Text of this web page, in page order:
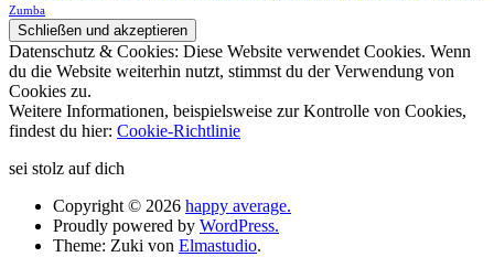
Zumba
Datenschutz & Cookies: Diese Website verwendet Cookies. Wenn
du die Website weiterhin nutzt, stimmst du der Verwendung von
Cookies zu.
Weitere Informationen, beispielsweise zur Kontrolle von Cookies,
findest du hier: Cookie-Richtlinie
sei stolz auf dich
Copyright © 2026 happy average.
Proudly powered by WordPress.
Theme: Zuki von Elmastudio.